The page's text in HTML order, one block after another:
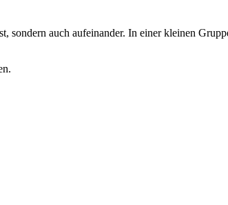
sondern auch aufeinander. In einer kleinen